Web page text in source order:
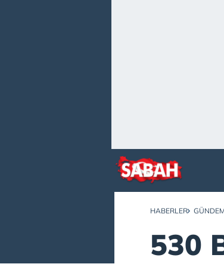
HABERLER
530